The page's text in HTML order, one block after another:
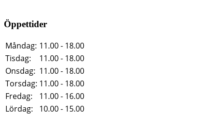
Öppettider
Måndag: 11.00 - 18.00
Tisdag:
11.00 - 18.00
Onsdag: 11.00 - 18.00
Torsdag: 11.00 - 18.00
Fredag:
11.00 - 16.00
Lördag:
10.00 - 15.00